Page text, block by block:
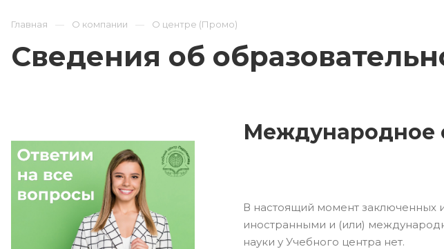
Главная О компании О центре (Промо)
Сведения об
Международное
В настоящий момент заключенных
иностранными и (или)
науки у Учебного центра нет.